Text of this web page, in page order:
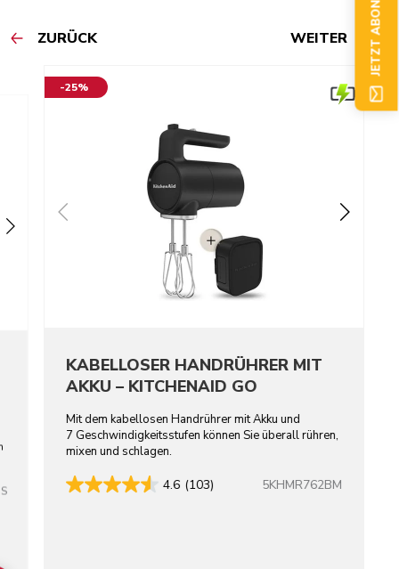
ZURÜCK WEITER
-25%
KABELLOSER HANDRÜHRER MIT
AKKU – KITCHENAID GO
Mit dem kabellosen Handrührer mit Akku und
7 Geschwindigkeitsstufen können Sie überall rühren,
mixen und schlagen.
4.6 (103) 5KHMR762BM